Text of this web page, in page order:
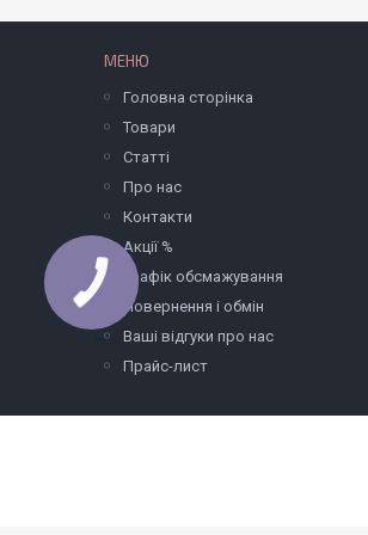
МЕНЮ
Головна сторінка
Товари
Статті
Про нас
Контакти
Акції %
Графік обсмажування
Повернення і обмін
Ваші відгуки про нас
Прайс-лист